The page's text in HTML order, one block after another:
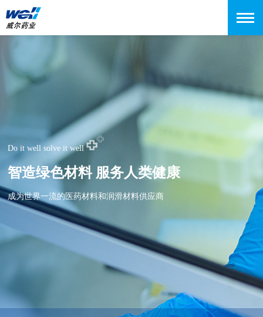
Do it well solve it well
智造绿色材料 服务人类健康
成为世界一流的医药材料和润滑材料供应商